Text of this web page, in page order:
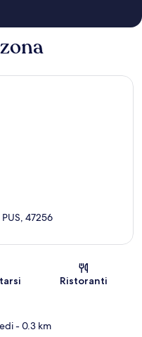
47256
Ristoranti
- 0.3 km